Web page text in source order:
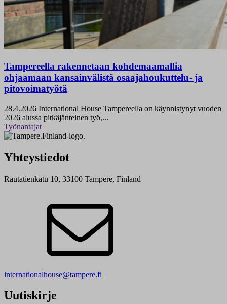
Tampereella rakennetaan kohdemaamallia
ohjaamaan kansainvälistä osaajahoukuttelu- ja
pitovoimatyötä
28.4.2026 International House Tampereella on käynnistynyt vuoden
2026 alussa pitkäjänteinen työ,...
Työnantajat
Yhteystiedot
Rautatienkatu 10, 33100 Tampere, Finland
internationalhouse@tampere.fi
Uutiskirje